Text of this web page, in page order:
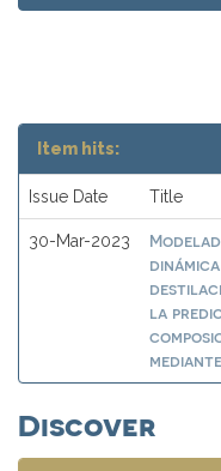
Item hits:
Issue Date Title
30-Mar-2023
la
Discover